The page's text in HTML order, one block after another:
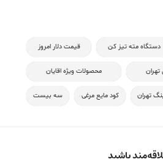
دستگاه مته تیز کن قیمت دلار امروز
محصولات ویژه اقایان
تهران کود مایع مرغی سه بیست
باشید